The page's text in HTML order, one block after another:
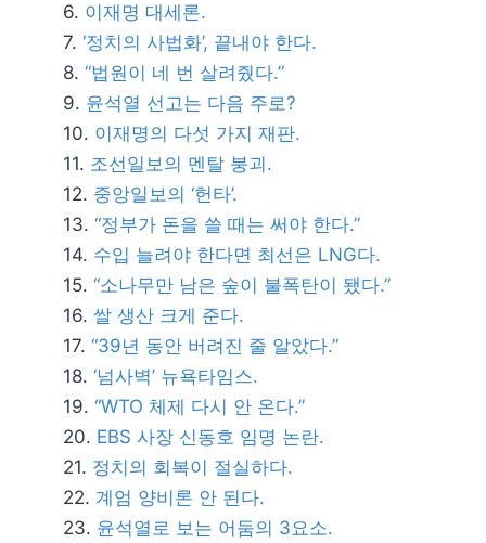
이재명 대세론.
‘정치의 사법화’, 끝내야 한다.
“법원이 네 번 살려줬다.”
윤석열 선고는 다음 주로?
이재명의 다섯 가지 재판.
조선일보의 멘탈 붕괴.
중앙일보의 ‘헌타’.
“정부가 돈을 쓸 때는 써야 한다.”
수입 늘려야 한다면 최선은 LNG다.
“소나무만 남은 숲이 불폭탄이 됐다.”
쌀 생산 크게 준다.
“39년 동안 버려진 줄 알았다.”
‘넘사벽’ 뉴욕타임스.
“WTO 체제 다시 안 온다.”
EBS 사장 신동호 임명 논란.
정치의 회복이 절실하다.
계엄 양비론 안 된다.
윤석열로 보는 어둠의 3요소.